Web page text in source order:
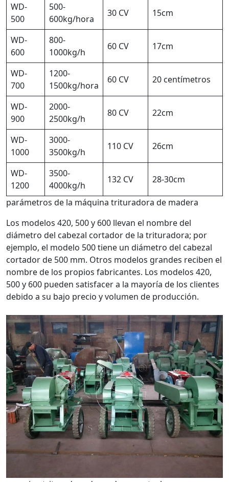
WD-
500
500-
600kg/hora
30 CV 15cm
WD-
600
800-
1000kg/h
60 CV 17cm
WD-
700
1200-
1500kg/hora
60 CV 20 centímetros
WD-
900
2000-
2500kg/h
80 CV 22cm
WD-
1000
3000-
3500kg/h
110 CV 26cm
WD-
1200
3500-
4000kg/h
132 CV 28-30cm
parámetros de la máquina trituradora de madera
Los modelos 420, 500 y 600 llevan el nombre del
diámetro del cabezal cortador de la trituradora; por
ejemplo, el modelo 500 tiene un diámetro del cabezal
cortador de 500 mm. Otros modelos grandes reciben el
nombre de los propios fabricantes. Los modelos 420,
500 y 600 pueden satisfacer a la mayoría de los clientes
debido a su bajo precio y volumen de producción.